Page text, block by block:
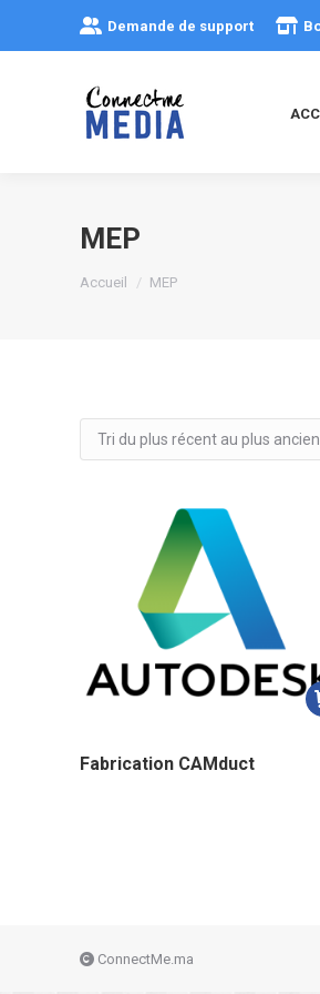
Demande de support
MEP
Vous êtes ici :
Accueil MEP
Fabrication CAMduct
ConnectMe.ma